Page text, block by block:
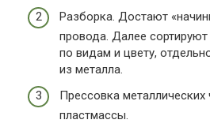
Разборка. Достают
провода. Далее
по видам и цвету,
из металла.
Прессовка металлических
пластмассы.